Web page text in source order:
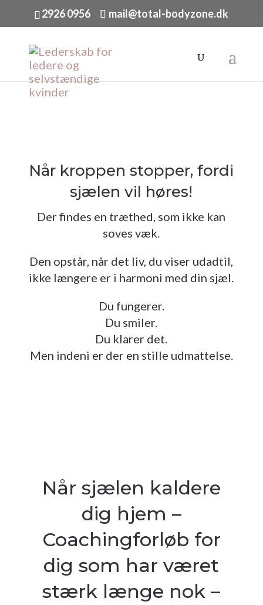
2926 0956 mail@total-bodyzone.dk
Når kroppen stopper, fordi
sjælen vil høres!
Der findes en træthed, som ikke kan
soves væk.
Den opstår, når det liv, du viser udadtil,
ikke længere er i harmoni med din sjæl.
Du fungerer.
Du smiler.
Du klarer det.
Men indeni er der en stille udmattelse.
Når sjælen kaldere
dig hjem –
Coachingforløb for
dig som har været
stærk længe nok –